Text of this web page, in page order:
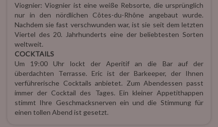
Viognier: Viognier ist eine weiße Rebsorte, die ursprünglich
nur in den nördlichen Côtes-du-Rhône angebaut wurde.
Nachdem sie fast verschwunden war, ist sie seit dem letzten
Viertel des 20. Jahrhunderts eine der beliebtesten Sorten
weltweit.
COCKTAILS
Um 19:00 Uhr lockt der Aperitif an die Bar auf der
überdachten Terrasse. Eric ist der Barkeeper, der Ihnen
verführerische Cocktails anbietet. Zum Abendessen passt
immer der Cocktail des Tages. Ein kleiner Appetithappen
stimmt Ihre Geschmacksnerven ein und die Stimmung für
einen tollen Abend ist gesetzt.